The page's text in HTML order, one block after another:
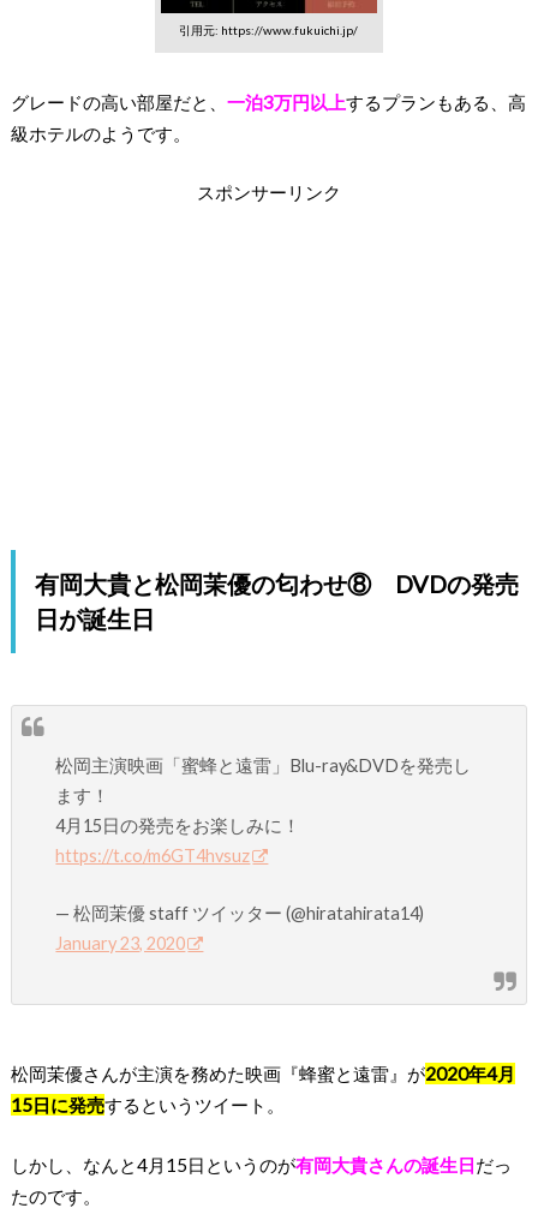
引用元: https://www.fukuichi.jp/
グレードの高い部屋だと、 一泊3万円以上するプランもある、高
級ホテルのようです。
スポンサーリンク
有岡大貴と松岡茉優の匂わせ⑧ DVDの発売
日が誕生日
松岡主演映画「蜜蜂と遠雷」Blu-ray&DVDを発売し
ます！
4月15日の発売をお楽しみに！
https://t.co/m6GT4hvsuz
— 松岡茉優 staff ツイッター (@hiratahirata14)
January 23, 2020
松岡茉優さんが主演を務めた映画『蜂蜜と遠雷』が2020年4月
15日に発売するというツイート。
しかし、なんと4月15日というのが有岡大貴さんの誕生日 だっ
たのです。